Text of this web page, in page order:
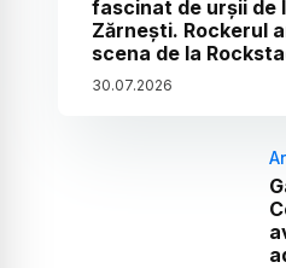
fascinat de urșii de
Zărnești. Rockerul
scena de la
30.07.2026